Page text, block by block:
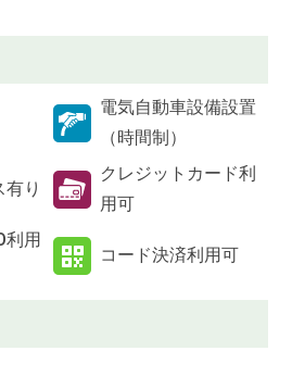
電気自動車設備設置
（時間制）
り
クレジットカード利
用可
利用
コード決済利用可